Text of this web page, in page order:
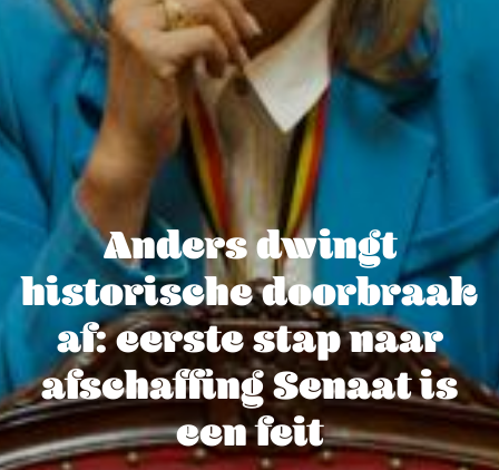
Anders dwingt
historische doorbraak
af: eerste stap naar
afschaffing Senaat is
een feit